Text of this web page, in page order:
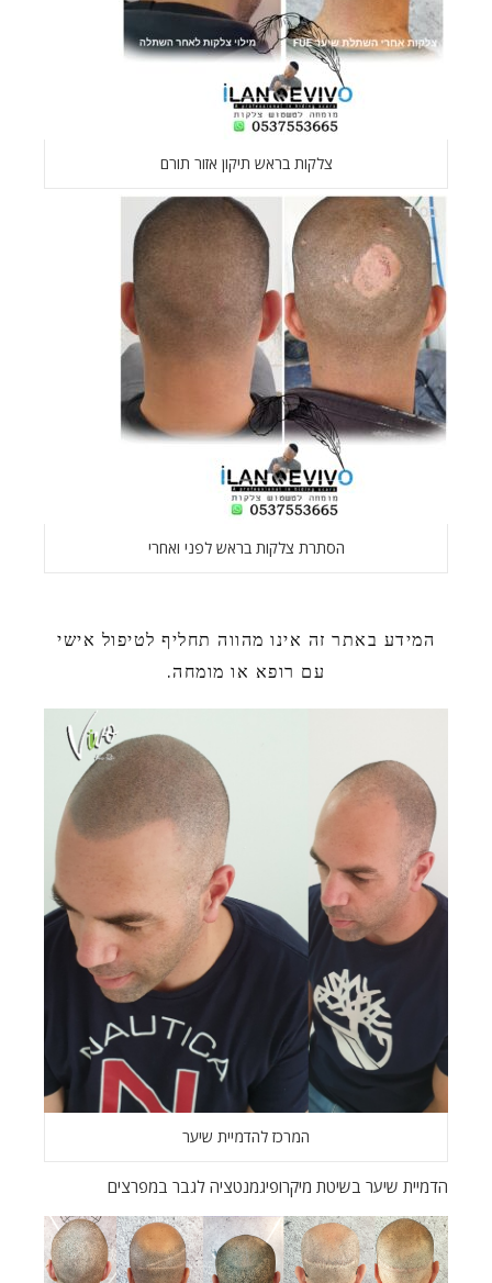
צלקות בראש תיקון אזור תורם
הסתרת צלקות בראש לפני ואחרי
המידע באתר זה אינו מהווה תחליף לטיפול אישי
עם רופא או מומחה.
המרכז להדמיית שיער
הדמיית שיער בשיטת מיקרופיגמנטציה לגבר במפרצים